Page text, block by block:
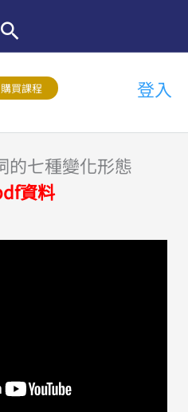
購買課程 登入
的七種變化形態
資料